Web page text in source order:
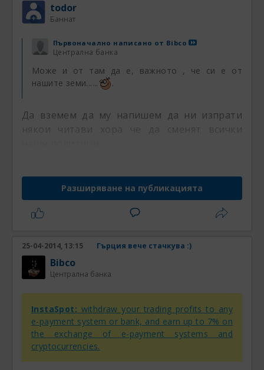
todor
Баннат
Първоначално написано от Bibco
Централна банка
Може и от там да е, важното , че си е от
нашите земи......
.
Да вземем да му напишем да ни изпрати
Разширяване на публикацията
25-04-2014, 13:15 Гърция вече стачкува :)
Bibco
Централна банка
InstaSpot: withdraw your trading profits to any
e-payment system or bank, and earn up to 7% on
the exchange of e-payment systems and
cryptocurrencies.